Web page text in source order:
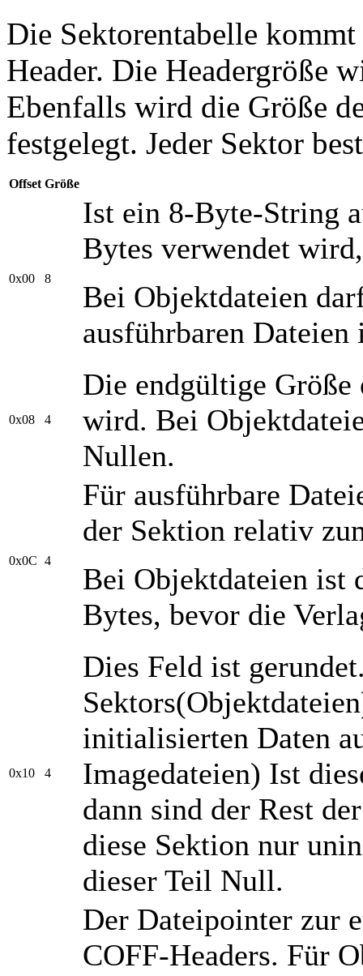
Die Sektorentabelle
Header. Die Headergröße
Ebenfalls wird die Größe
festgelegt. Jeder Sektor
Offset Größe
0x00 8
Ist ein 8-Byte-String
Bytes verwendet
Bei Objektdateien
ausführbaren
0x08 4
Die endgültige Größe
wird. Bei
Nullen.
0x0C 4
Für ausführbare
der Sektion relativ
Bei Objektdateien ist
Bytes, bevor die
0x10 4
Dies Feld ist
initialisierten Daten
Imagedateien) Ist
dann sind der Rest
diese Sektion nur
dieser Teil Null.
Der Dateipointer zur
COFF-Headers. Für